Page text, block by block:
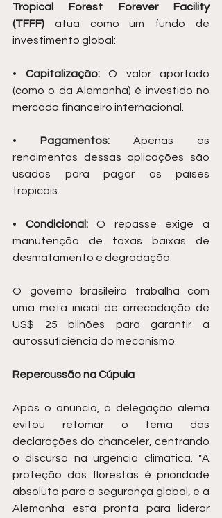
Tropical Forest Forever Facility
(TFFF) atua como um fundo de
investimento global:
• Capitalização: O valor aportado
(como o da Alemanha) é investido no
mercado financeiro internacional.
• Pagamentos: Apenas os
rendimentos dessas aplicações são
usados para pagar os países
tropicais.
• Condicional: O repasse exige a
manutenção de taxas baixas de
desmatamento e degradação.
O governo brasileiro trabalha com
uma meta inicial de arrecadação de
US$ 25 bilhões para garantir a
autossuficiência do mecanismo.
Repercussão na Cúpula
Após o anúncio, a delegação alemã
evitou retomar o tema das
declarações do chanceler, centrando
o discurso na urgência climática. "A
proteção das florestas é prioridade
absoluta para a segurança global, e a
Alemanha está pronta para liderar